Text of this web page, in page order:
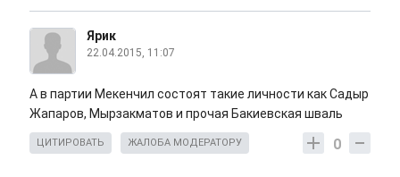
Ярик
22.04.2015, 11:07
А в партии Мекенчил состоят такие личности как Садыр
Жапаров, Мырзакматов и прочая Бакиевская шваль
0
ЦИТИРОВАТЬ ЖАЛОБА МОДЕРАТОРУ